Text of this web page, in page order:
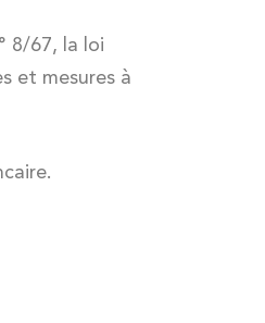
8/67, la loi
et mesures à